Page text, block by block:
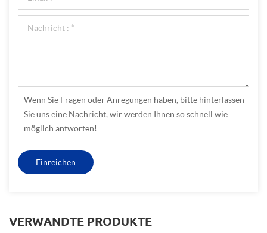
Wenn Sie Fragen oder Anregungen haben, bitte hinterlassen
Sie uns eine Nachricht, wir werden Ihnen so schnell wie
möglich antworten!
VERWANDTE PRODUKTE